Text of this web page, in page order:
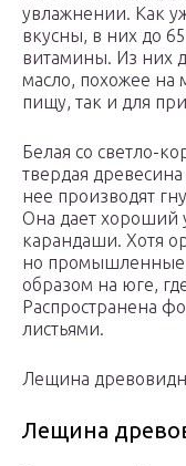
увлажнении. Как
вкусны, в них до
витамины. Из них
масло, похожее на
пищу, так и для
Белая со светло-
твердая
нее производят
Она дает хороший
карандаши. Хотя
но промышленные
образом на юге,
Распространена
листьями.
Лещина
Лещина